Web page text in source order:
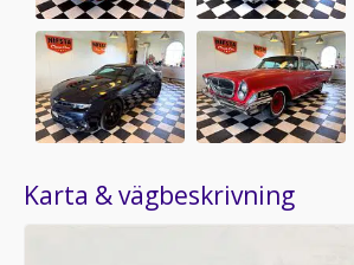
Karta & vägbeskrivning